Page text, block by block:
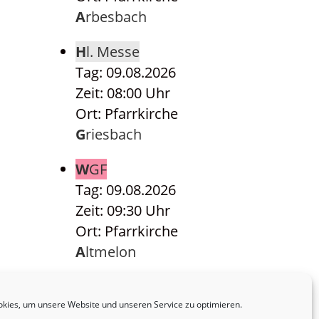
um unsere Website und unseren Service zu optimieren.
Arbesbach
Hl. Messe
Tag: 09.08.2026
Zeit: 08:00 Uhr
Ort: Pfarrkirche
Griesbach
WGF
Tag: 09.08.2026
Zeit: 09:30 Uhr
Ort: Pfarrkirche
Altmelon
Tag: 09.08.2026